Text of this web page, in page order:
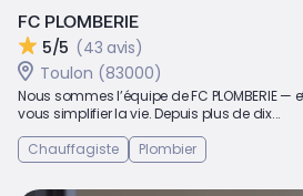
FC PLOMBERIE
5/5 (43 avis)
Toulon (83000)
Nous sommes l’équipe de FC PLOMBERIE
vous simplifier la vie. Depuis plus de dix...
Chauffagiste
Plombier